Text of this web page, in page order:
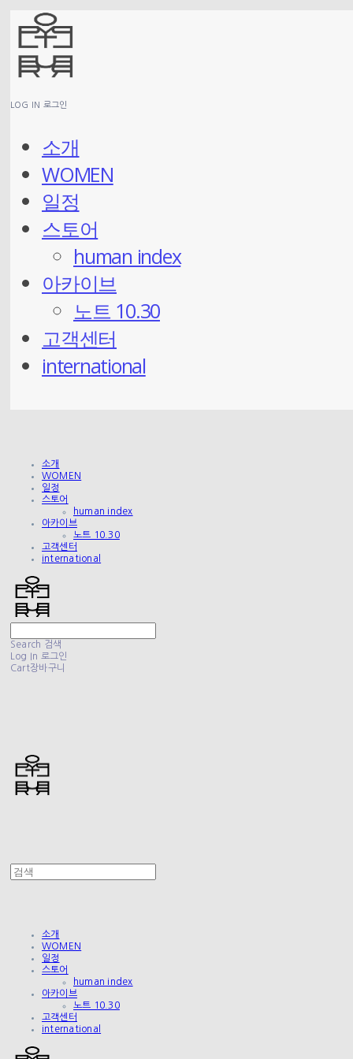
LOG IN 로그인
소개
WOMEN
일정
스토어
human index
아카이브
노트 10.30
고객센터
international
소개
WOMEN
일정
스토어
human index
아카이브
노트 10.30
고객센터
international
Search 검색
Log In 로그인
Cart장바구니
소개
WOMEN
일정
스토어
human index
아카이브
노트 10.30
고객센터
international